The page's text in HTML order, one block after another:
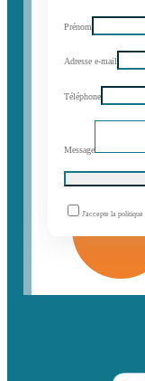
Prénom
Adresse e-mail
Téléphone
Message
J'accepte la